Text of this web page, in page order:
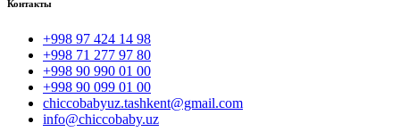
Контакты
+998 97 424 14 98
+998 71 277 97 80
+998 90 990 01 00
+998 90 099 01 00
chiccobabyuz.tashkent@gmail.com
info@chiccobaby.uz